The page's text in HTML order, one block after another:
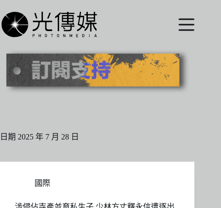
至
主
內
日期 2025 年 7 月 28 日
國際